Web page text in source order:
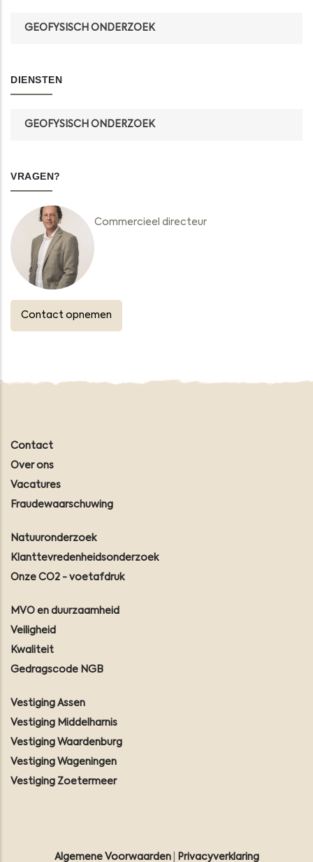
GEOFYSISCH ONDERZOEK
DIENSTEN
GEOFYSISCH ONDERZOEK
VRAGEN?
Commercieel directeur
Contact opnemen
Contact
Over ons
Vacatures
Fraudewaarschuwing
Natuuronderzoek
Klanttevredenheidsonderzoek
Onze CO2 - voetafdruk
MVO en duurzaamheid
Veiligheid
Kwaliteit
Gedragscode NGB
Vestiging Assen
Vestiging Middelharnis
Vestiging Waardenburg
Vestiging Wageningen
Vestiging Zoetermeer
Algemene Voorwaarden| Privacyverklaring